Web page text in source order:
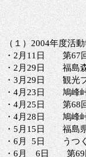
（１） 2004年度活
・ 2月11日 第67
・ 2月29日 福島森
・ 3月29日 観光プ
・ 4月23日 鳩峰峠
・ 4月25日 第68回
・ 4月28日 鳩峰峠
・ 5月15日 福島県
・6月 5日 うつく
・ 6月 6日 第69回